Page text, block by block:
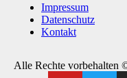
Impressum
Datenschutz
Kontakt
Alle Rechte